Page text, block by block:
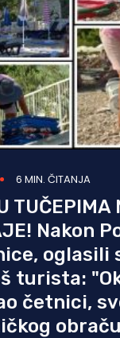
6 MIN. ČITANJA
TUČEPIMA
Nakon
oglasili
turista:
četnici,